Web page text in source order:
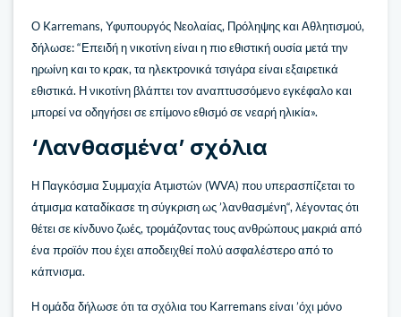
Ο Karremans, Υφυπουργός Νεολαίας, Πρόληψης και Αθλητισμού,
δήλωσε: “Επειδή η νικοτίνη είναι η πιο εθιστική ουσία μετά την
ηρωίνη και το κρακ, τα ηλεκτρονικά τσιγάρα είναι εξαιρετικά
εθιστικά. Η νικοτίνη βλάπτει τον αναπτυσσόμενο εγκέφαλο και
μπορεί να οδηγήσει σε επίμονο εθισμό σε νεαρή ηλικία».
‘Λανθασμένα’ σχόλια
Η Παγκόσμια Συμμαχία Ατμιστών (WVA) που υπερασπίζεται το
άτμισμα καταδίκασε τη σύγκριση ως ’λανθασμένη“, λέγοντας ότι
θέτει σε κίνδυνο ζωές, τρομάζοντας τους ανθρώπους μακριά από
ένα προϊόν που έχει αποδειχθεί πολύ ασφαλέστερο από το
κάπνισμα.
Η ομάδα δήλωσε ότι τα σχόλια του Karremans είναι ’όχι μόνο